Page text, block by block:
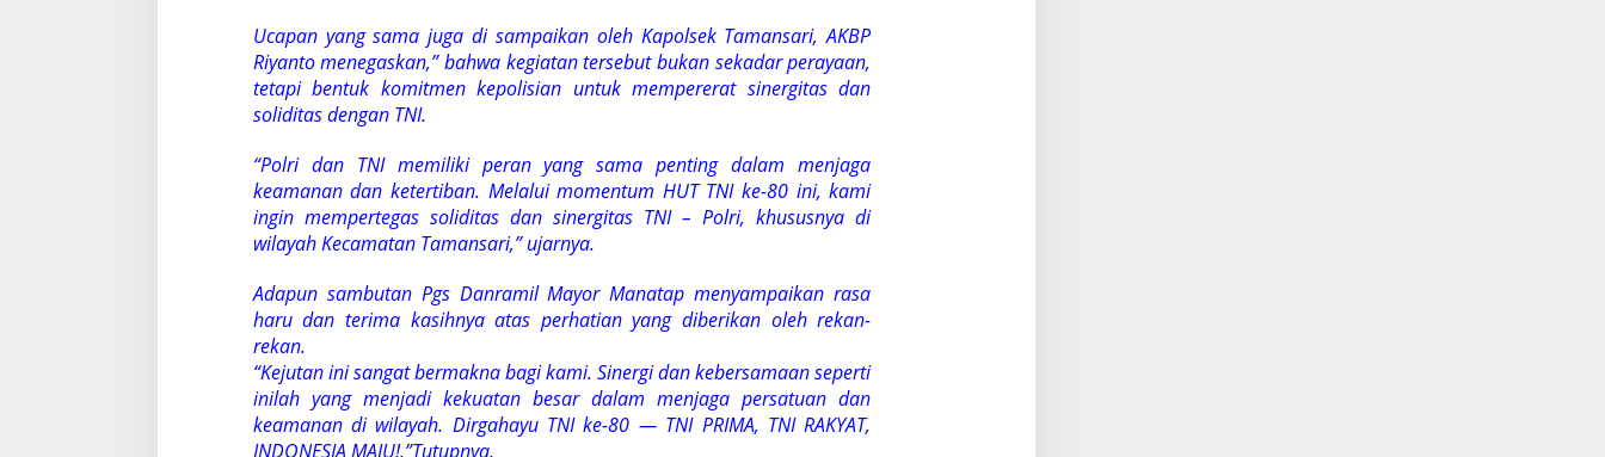
Ucapan yang sama juga di sampaikan oleh Kapolsek Tamansari, AKBP
Riyanto menegaskan,” bahwa kegiatan tersebut bukan sekadar perayaan,
tetapi bentuk komitmen kepolisian untuk mempererat sinergitas dan
soliditas dengan TNI.
“Polri dan TNI memiliki peran yang sama penting dalam menjaga
keamanan dan ketertiban. Melalui momentum HUT TNI ke-80 ini, kami
ingin mempertegas soliditas dan sinergitas TNI – Polri, khususnya di
wilayah Kecamatan Tamansari,” ujarnya.
Adapun sambutan Pgs Danramil Mayor Manatap menyampaikan rasa
haru dan terima kasihnya atas perhatian yang diberikan oleh rekan-
rekan.
“Kejutan ini sangat bermakna bagi kami. Sinergi dan kebersamaan seperti
inilah yang menjadi kekuatan besar dalam menjaga persatuan dan
keamanan di wilayah. Dirgahayu TNI ke-80 — TNI PRIMA, TNI RAKYAT,
INDONESIA MAJU!,”Tutupnya.